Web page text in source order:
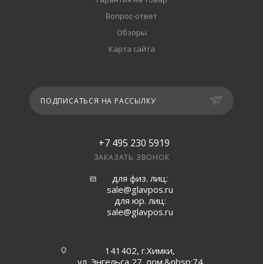
Вопрос-ответ
Обзоры
Карта сайта
ПОДПИСАТЬСЯ НА РАССЫЛКУ
+7 495 230 5919
ЗАКАЗАТЬ ЗВОНОК
для физ. лиц:
sale@glavpos.ru
для юр. лиц:
sale@glavpos.ru
141402, г.Химки,
ул. Энгельса 27, пом.&nbsp;74